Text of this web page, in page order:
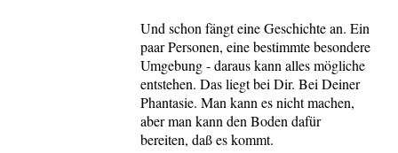
Und schon fängt eine Geschichte an. Ein
paar Personen, eine bestimmte besondere
Umgebung - daraus kann alles mögliche
entstehen. Das liegt bei Dir. Bei Deiner
Phantasie. Man kann es nicht machen,
aber man kann den Boden dafür
bereiten, daß es kommt.